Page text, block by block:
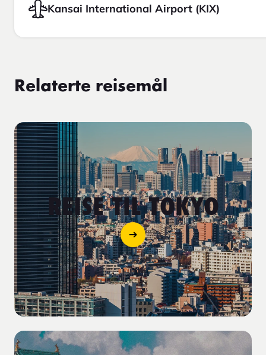
Kansai International Airport (KIX)
Relaterte reisemål
REISE TIL TOKYO